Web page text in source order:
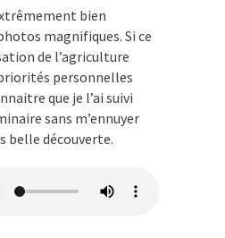
bien
magnifiques. Si ce
de l’agriculture
personnelles
que je l’ai suivi
sans m’ennuyer
belle découverte.